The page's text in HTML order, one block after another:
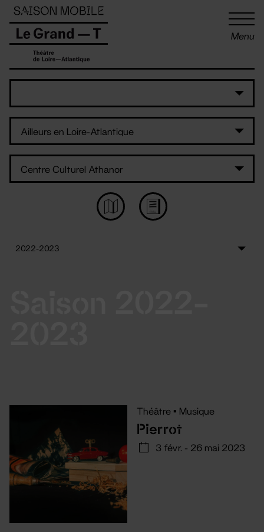
Menu
Théâtre • Musique
Pierrot
3 févr. - 26 mai 2023
Panneau de gestion des cookies